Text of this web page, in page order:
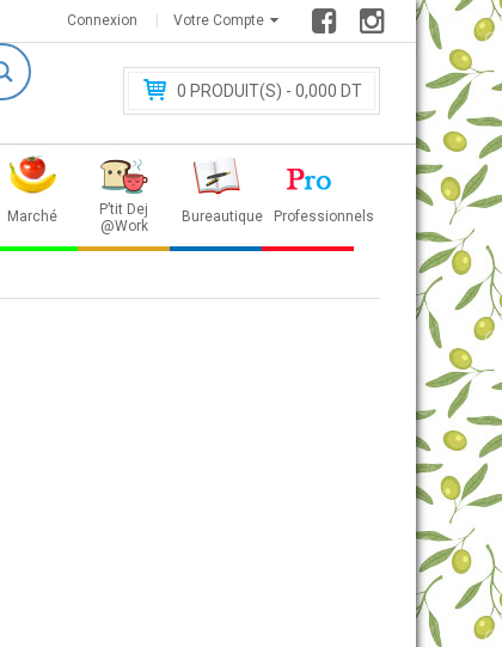
Votre Compte
Connexion
0 PRODUIT(S) - 0,000 DT
Marché
P’tit Dej
@Work
Bureautique Professionnels